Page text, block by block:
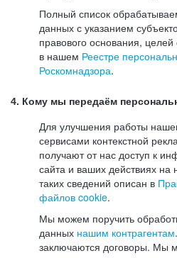
Полный список
данных с указанием
правового основания,
в нашем Реестре
Роскомнадзора.
4. Кому мы передаём
Для улучшения работы
сервисами контекстной
получают от нас доступ к
сайта и ваших действиях на
таких сведений описан в
файлов cookie.
Мы можем поручить
данных нашим контрагентам
заключаются договоры. Мы